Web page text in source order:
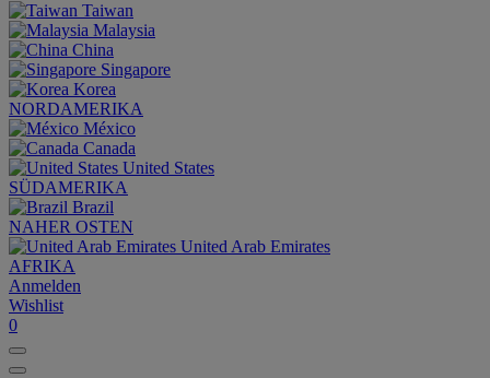
Taiwan
Malaysia
China
Singapore
Korea
NORDAMERIKA
México
Canada
United States
SÜDAMERIKA
Brazil
NAHER OSTEN
United Arab Emirates
AFRIKA
Anmelden
Wishlist
0